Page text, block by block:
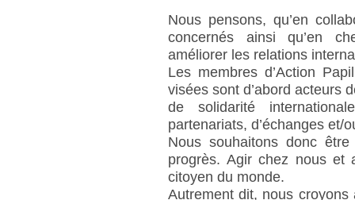
Nous pensons, qu’en
concernés ainsi qu’en
améliorer les relations
Les membres d’Action
visées sont d’abord acteurs
de solidarité
partenariats, d’échanges et/
Nous souhaitons donc
progrès. Agir chez nous et
citoyen du monde.
Autrement dit, nous croyons